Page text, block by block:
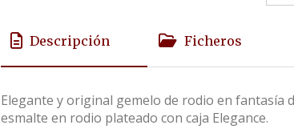
Descripción Ficheros
Elegante y original gemelo de rodio en fantasía
esmalte en rodio plateado con caja Elegance.